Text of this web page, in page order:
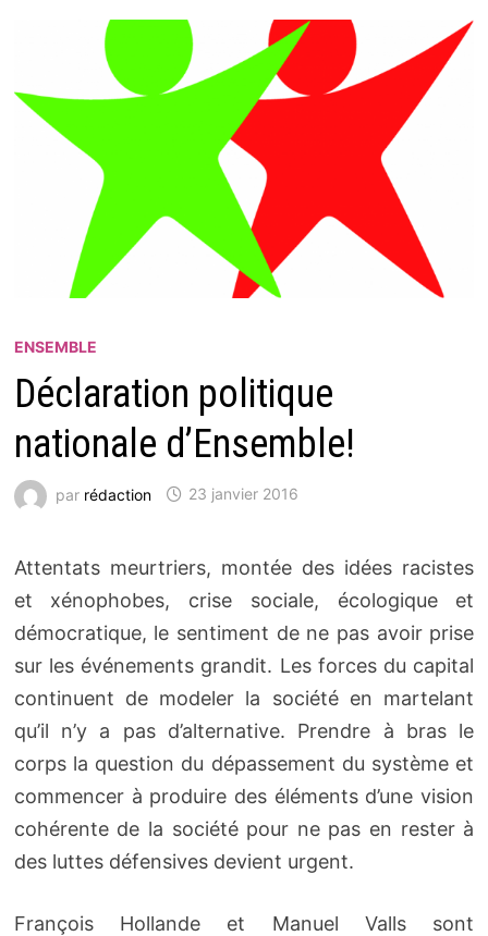
ENSEMBLE
Déclaration politique
nationale d’Ensemble!
par rédaction 23 janvier 2016
Attentats meurtriers, montée des idées racistes
et xénophobes, crise sociale, écologique et
démocratique, le sentiment de ne pas avoir prise
sur les événements grandit. Les forces du capital
continuent de modeler la société en martelant
qu’il n’y a pas d’alternative. Prendre à bras le
corps la question du dépassement du système et
commencer à produire des éléments d’une vision
cohérente de la société pour ne pas en rester à
des luttes défensives devient urgent.
François Hollande et Manuel Valls sont